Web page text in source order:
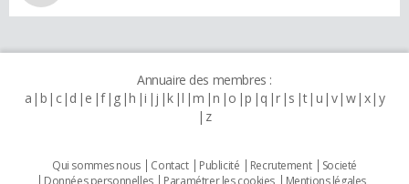
Annuaire des membres :
a b c d e f g h i j k l m n o p q r s t u v w x y
z
Qui sommes nous Contact Publicité Recrutement
Societé